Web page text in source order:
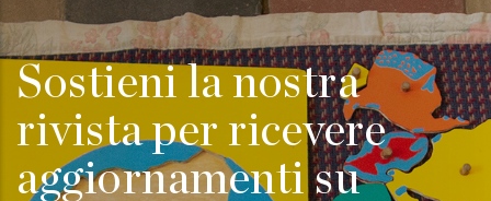
Sostieni la nostra
rivista per ricevere
aggiornamenti su